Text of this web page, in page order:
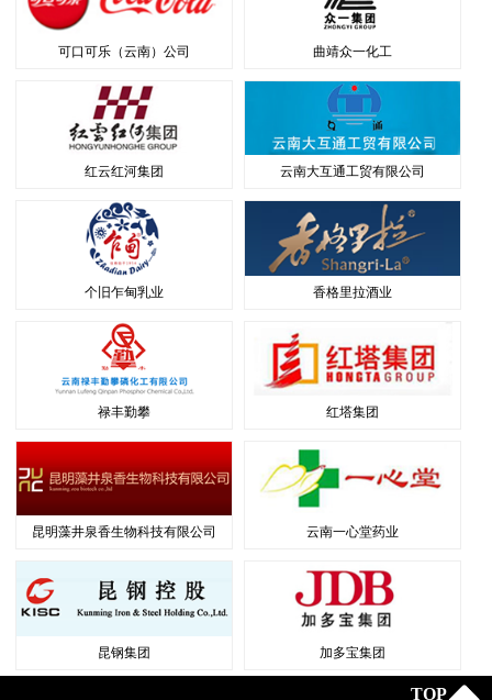
可口可乐（云南）公司 曲靖众一化工
红云红河集团 云南大互通工贸有限公司
个旧乍甸乳业 香格里拉酒业
禄丰勤攀 红塔集团
昆明藻井泉香生物科技有限公司 云南一心堂药业
昆钢集团 加多宝集团
TOP